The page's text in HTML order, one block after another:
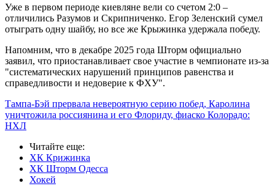
Уже в первом периоде киевляне вели со счетом 2:0 –
отличились Разумов и Скрипниченко. Егор Зеленский сумел
отыграть одну шайбу, но все же Крыжинка удержала победу.
Напомним, что в декабре 2025 года Шторм официально
заявил, что приостанавливает свое участие в чемпионате из-за
"систематических нарушений принципов равенства и
справедливости и недоверие к ФХУ".
Тампа-Бэй прервала невероятную серию побед, Каролина
уничтожила россиянина и его Флориду, фиаско Колорадо:
НХЛ
Читайте еще:
ХК Крижинка
ХК Шторм Одесса
Хокей